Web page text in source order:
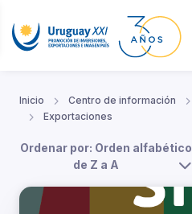
Inicio Centro de información
Exportaciones
Ordenar por: Orden alfabético
de Z a A